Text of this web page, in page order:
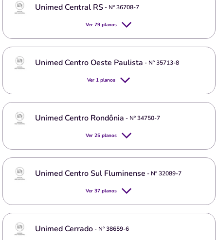
Unimed Central RS- Nº36708-7
Ver 79 planos
Unimed Centro Oeste Paulista - Nº35713-8
Ver 1 planos
Unimed Centro Rondônia - Nº34750-7
Ver 25 planos
Unimed Centro Sul Fluminense - Nº32089-7
Ver 37 planos
Unimed Cerrado- Nº38659-6